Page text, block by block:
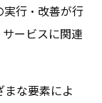
行・改善が行
ービスに関連
な要素によ